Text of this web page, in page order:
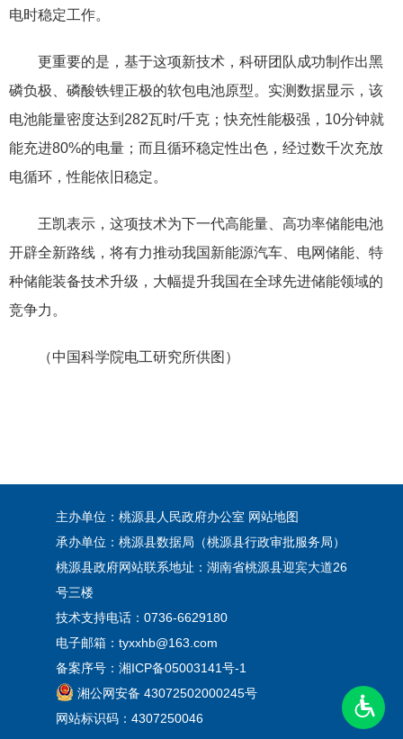
电时稳定工作。
更重要的是，基于这项新技术，科研团队成功制作出黑
磷负极、磷酸铁锂正极的软包电池原型。实测数据显示，该
电池能量密度达到282瓦时/千克；快充性能极强，10分钟就
能充进80%的电量；而且循环稳定性出色，经过数千次充放
电循环，性能依旧稳定。
王凯表示，这项技术为下一代高能量、高功率储能电池
开辟全新路线，将有力推动我国新能源汽车、电网储能、特
种储能装备技术升级，大幅提升我国在全球先进储能领域的
竞争力。
（中国科学院电工研究所供图）
主办单位：桃源县人民政府办公室 网站地图
承办单位：桃源县数据局（桃源县行政审批服务局）
桃源县政府网站联系地址：湖南省桃源县迎宾大道26
号三楼
技术支持电话：0736-6629180
电子邮箱：tyxxhb@163.com
备案序号： 湘ICP备05003141号-1
湘公网安备 43072502000245号
网站标识码：4307250046